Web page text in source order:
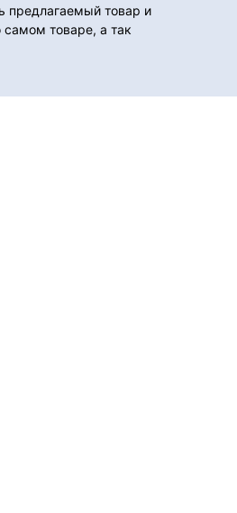
предлагаемый товар и
самом товаре, а так